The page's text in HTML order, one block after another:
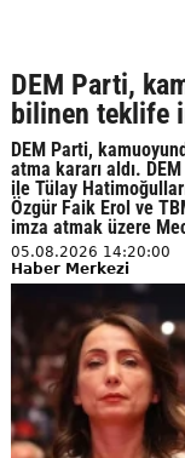
DEM Parti,
bilinen teklife
DEM Parti,
atma kararı aldı.
ile Tülay
Özgür Faik Erol ve
imza atmak üzere
05.08.2026 14:20:00
Haber Merkezi